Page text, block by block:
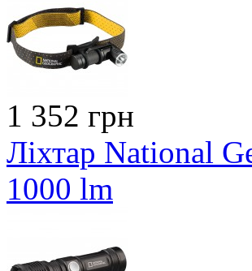
1 352 грн
Ліхтар National
1000 lm